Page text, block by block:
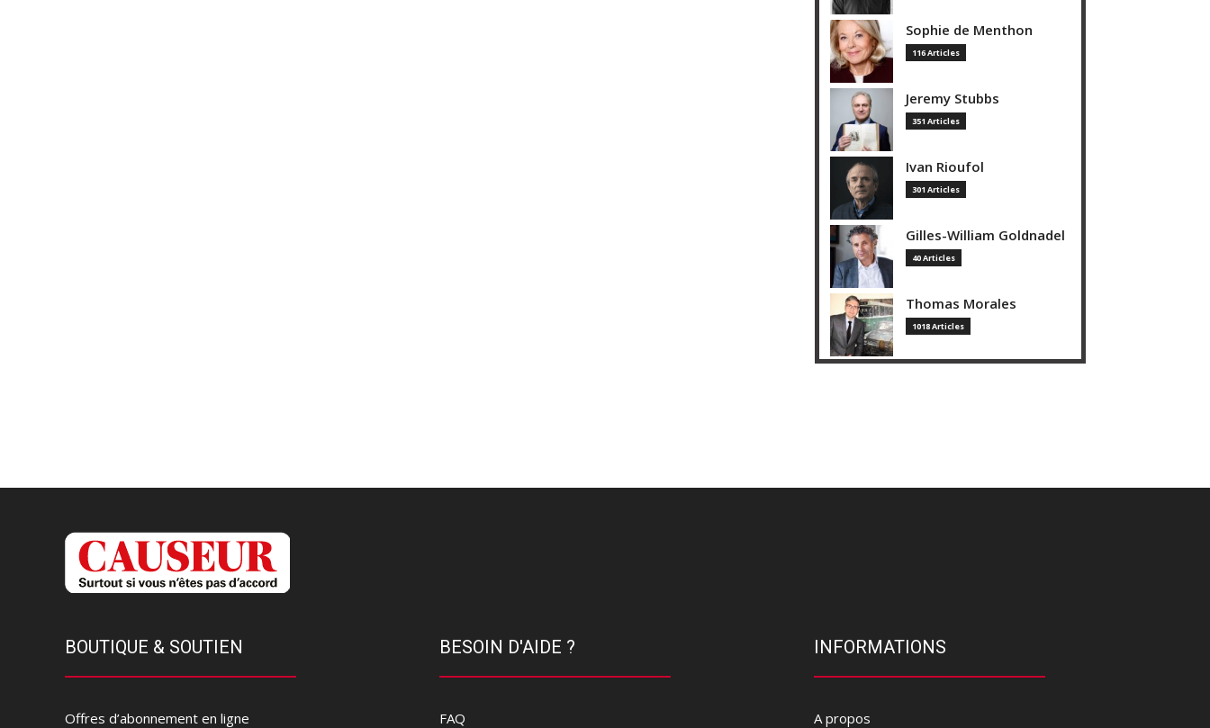
Sophie de Menthon
116 Articles
Jeremy Stubbs
351 Articles
Ivan Rioufol
301 Articles
Gilles-William Goldnadel
40 Articles
Thomas Morales
1018 Articles
BOUTIQUE & SOUTIEN
Offres d’abonnement en ligne
BESOIN D'AIDE ?
FAQ
INFORMATIONS
A propos